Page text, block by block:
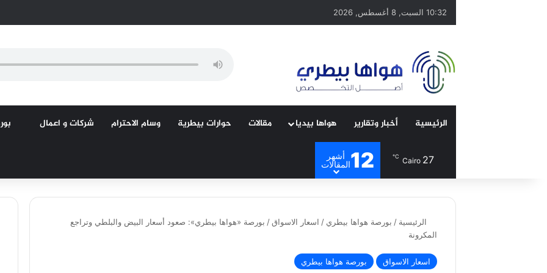
10:32 السبت, 8 أغسطس, 2026
الرئيسية أخبار وتقارير هواها بيديا مقالات حوارات بيطرية وسام الاحترام شركات و اعمال
Cairo 27
℃
12
أشهر
المقالات
الرئيسية / بورصة هواها بيطري / اسعار الاسواق / بورصة «هواها بيطري»: صعود أسعار البيض والبلطي وتراجع
المكرونة
اسعار الاسواق بورصة هواها بيطري